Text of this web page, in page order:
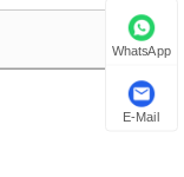
WhatsApp
E-Mail